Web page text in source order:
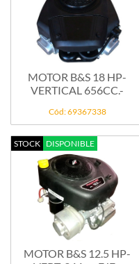
MOTOR B&S 18 HP-
VERTICAL 656CC.-
Cód: 69367338
STOCK DISPONIBLE
MOTOR B&S 12.5 HP-